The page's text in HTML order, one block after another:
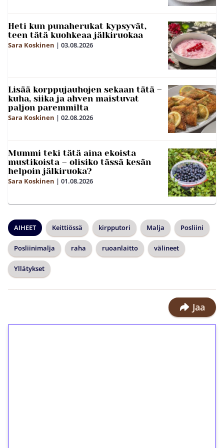
Heti kun punaherukat kypsyvät,
teen tätä kuohkeaa jälkiruokaa
Sara Koskinen | 03.08.2026
Lisää korppujauhojen sekaan tätä –
kuha, siika ja ahven maistuvat
paljon paremmilta
Sara Koskinen | 02.08.2026
Mummi teki tätä aina ekoista
mustikoista – olisiko tässä kesän
helpoin jälkiruoka?
Sara Koskinen | 01.08.2026
AIHEET Keittiössä kirpputori Malja Posliini
Posliinimalja raha ruoanlaitto välineet
Yllätykset
Jaa